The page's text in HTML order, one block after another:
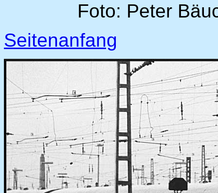
Foto: Peter
Seitenanfang